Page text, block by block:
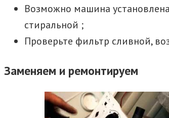
Возможно машина
стиральной ;
Проверьте фильтр сливной,
Заменяем и ремонтируем